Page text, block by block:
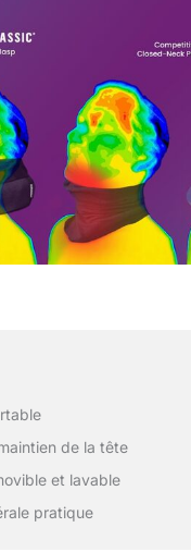
de la tête
et lavable
pratique